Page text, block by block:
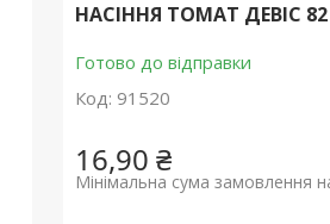
НАСІННЯ ТОМАТ ДЕВІС
Готово до відправки
Код: 91520
16,90 ₴
Мінімальна сума замовлення